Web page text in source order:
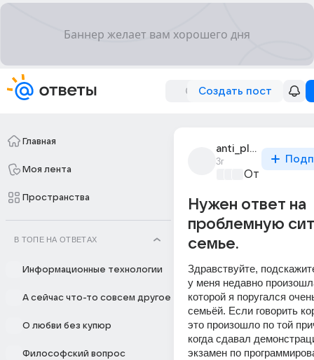
Создать пост
Главная
Моя лента
Пространства
В ТОПЕ НА ОТВЕТАХ
Информационные технологии
А сейчас что-то совсем другое
О любви без купюр
Философский вопрос
anti_play_2
3г
От
Нужен ответ на
проблемную
семье.
Здравствуйте,
у меня недавно
которой я поругался
семьёй. Если говорить
это произошло по той
когда сдавал
экзамен по